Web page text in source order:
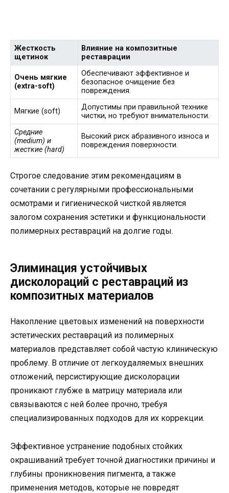
Жесткость
щетинок
Влияние на композитные
реставрации
Очень мягкие
(extra-soft)
Обеспечивают эффективное и
безопасное очищение без
повреждения.
Мягкие (soft)
Допустимы при правильной технике
чистки, но требуют внимательности.
Средние
(medium) и
жесткие (hard)
Высокий риск абразивного износа и
повреждения поверхности.
Строгое следование этим рекомендациям в
сочетании с регулярными профессиональными
осмотрами и гигиенической чисткой является
залогом сохранения эстетики и функциональности
полимерных реставраций на долгие годы.
Элиминация устойчивых
дисколораций с реставраций из
композитных материалов
Накопление цветовых изменений на поверхности
эстетических реставраций из полимерных
материалов представляет собой частую клиническую
проблему. В отличие от легкоудаляемых внешних
отложений, персистирующие дисколорации
проникают глубже в матрицу материала или
связываются с ней более прочно, требуя
специализированных подходов для их коррекции.
Эффективное устранение подобных стойких
окрашиваний требует точной диагностики причины и
глубины проникновения пигмента, а также
применения методов, которые не повредят